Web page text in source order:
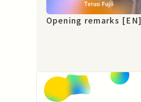
Opening remarks [EN]